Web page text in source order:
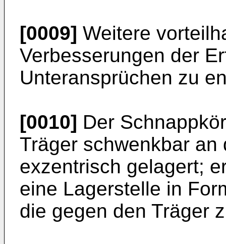
[0009] Weitere
Verbesserungen der
Unteransprüchen zu
[0010] Der
Träger schwenkbar
exzentrisch gelagert;
eine Lagerstelle in
die gegen den Träger